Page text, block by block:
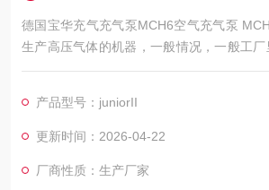
德国宝华充气充气泵MCH6空气充气泵
生产高压气体的机器，一般情况，一般工厂
作于生产设备的动力，所以属于动力设备
机的动力。我公司售后也很*，不管是上门
后体系较为成熟，这样为客户购买解决了后
产品型号：juniorII
更新时间：2026-04-22
厂商性质：生产厂家